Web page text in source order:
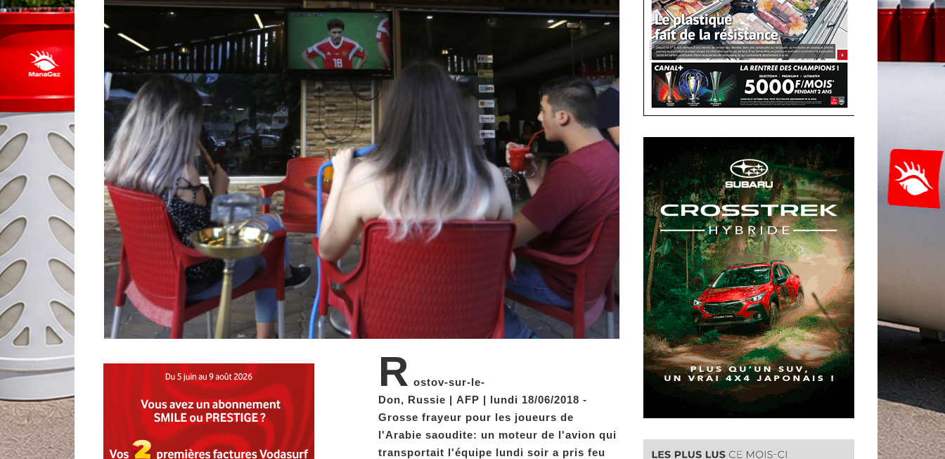
R ostov-sur-le-
Don, Russie | AFP | lundi 18/06/2018 -
Grosse frayeur pour les joueurs de
l'Arabie saoudite: un moteur de l'avion qui
transportait l'équipe lundi soir a pris feu